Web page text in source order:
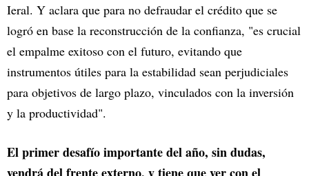
Ieral. Y aclara que para no defraudar el crédito que se
logró en base la reconstrucción de la confianza, "es crucial
el empalme exitoso con el futuro, evitando que
instrumentos útiles para la estabilidad sean perjudiciales
para objetivos de largo plazo, vinculados con la inversión
y la productividad".
El primer desafío importante del año, sin dudas,